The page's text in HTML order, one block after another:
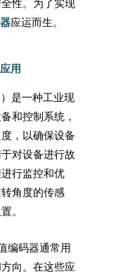
性。为了实现
应运而生。
用
是一种工业现
和控制系统，
，以确保设备
对设备进行故
行监控和优
角度的传感
。
编码器通常用
向。在这些应